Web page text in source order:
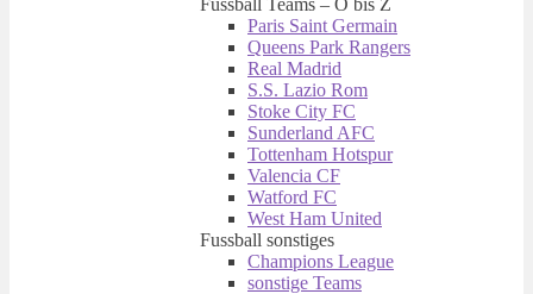
Fussball Teams – O bis Z
Paris Saint Germain
Queens Park Rangers
Real Madrid
S.S. Lazio Rom
Stoke City FC
Sunderland AFC
Tottenham Hotspur
Valencia CF
Watford FC
West Ham United
Fussball sonstiges
Champions League
sonstige Teams